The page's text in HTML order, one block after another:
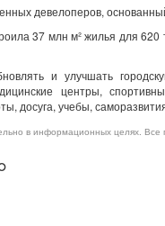
девелоперов,
37 млн м² жилья для
и улучшать
центры,
досуга, учебы,
в информационных целях.